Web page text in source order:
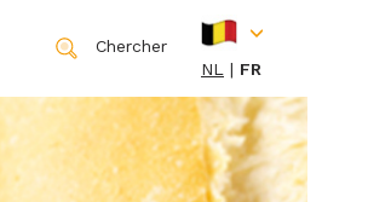
Chercher
NL
FR